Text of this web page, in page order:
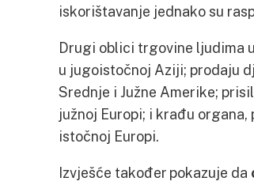
iskorištavanje jednako su
Drugi oblici trgovine ljudima
u jugoistočnoj Aziji; prodaju
Srednje i Južne Amerike;
južnoj Europi; i krađu
istočnoj Europi.
Izvješće također pokazuje da